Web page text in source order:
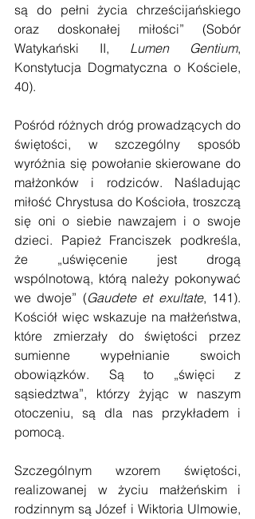
są do pełni życia chrześcijańskiego
oraz doskonałej miłości” (Sobór
Watykański II, Lumen Gentium,
Konstytucja Dogmatyczna o Kościele,
40).
Pośród różnych dróg prowadzących do
świętości, w szczególny sposób
wyróżnia się powołanie skierowane do
małżonków i rodziców. Naśladując
miłość Chrystusa do Kościoła, troszczą
się oni o siebie nawzajem i o swoje
dzieci. Papież Franciszek podkreśla,
że „uświęcenie jest drogą
wspólnotową, którą należy pokonywać
we dwoje” (Gaudete et exultate, 141).
Kościół więc wskazuje na małżeństwa,
które zmierzały do świętości przez
sumienne wypełnianie swoich
obowiązków. Są to „święci z
sąsiedztwa”, którzy żyjąc w naszym
otoczeniu, są dla nas przykładem i
pomocą.
Szczególnym wzorem świętości,
realizowanej w życiu małżeńskim i
rodzinnym są Józef i Wiktoria Ulmowie,